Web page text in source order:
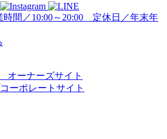
時間／10:00～20:00 定休日／年末年
オーナーズサイト
ーポレートサイト